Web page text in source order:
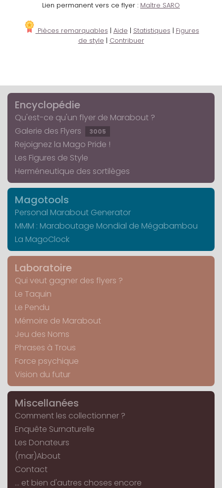
Lien permanent vers ce flyer : Maître SARO
Pièces remarquables | Aide | Statistiques | Figures
de style | Contribuer
Encyclopédie
Qu'est-ce qu'un flyer de Marabout ?
Galerie des Flyers
3005
Rejoignez la Mago Pride !
Les Figures de Style
Herméneutique des sortilèges
Magotools
Personal Marabout Generator
MMM : Maraboutage Mondial de Mégabambou
La MagoClock
Laboratoire
Qui veut gagner des flyers ?
Le Taquin
Le Pendu
Mémoire de Marabout
Jeu des Noms
Phrases à Trous
Force psychique
Vision du futur
Miscellanées
Comment les collectionner ?
Enquête Surnaturelle
Les Donateurs
(mar)About
Contact
... et bien d'autres choses encore